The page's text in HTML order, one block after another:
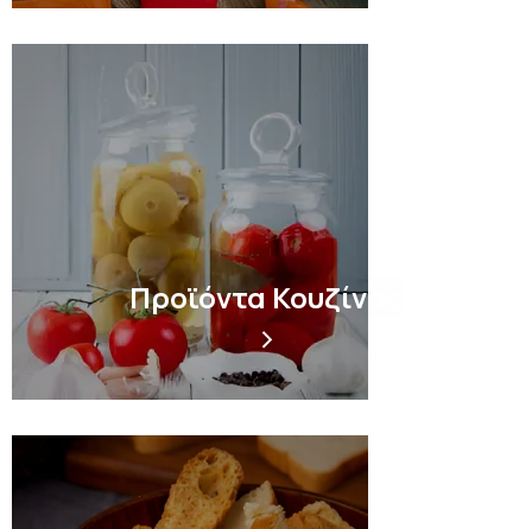
Προϊόντα Κουζίνας